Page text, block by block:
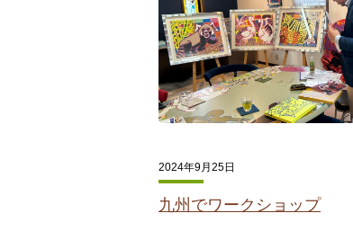
2024年9月25日
九州でワークショップ